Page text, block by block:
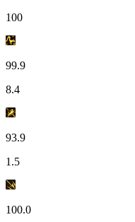
100
99.9
8.4
93.9
1.5
100.0